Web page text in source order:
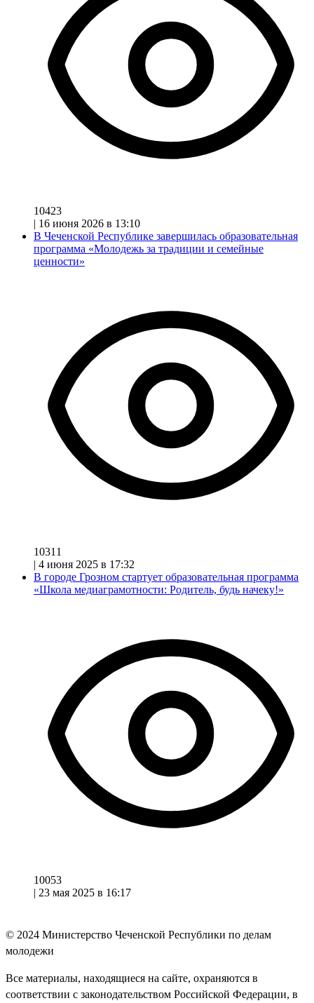
10423
| 16 июня 2026 в 13:10
В Чеченской Республике завершилась образовательная
программа «Молодежь за традиции и семейные
ценности»
10311
| 4 июня 2025 в 17:32
В городе Грозном стартует образовательная программа
«Школа медиаграмотности: Родитель, будь начеку!»
10053
| 23 мая 2025 в 16:17
© 2024 Министерство Чеченской Республики по делам
молодежи
Все материалы, находящиеся на сайте, охраняются в
соответствии с законодательством Российской Федерации, в